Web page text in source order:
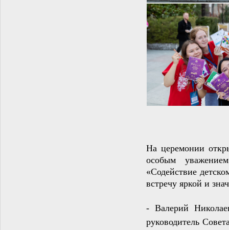
На церемонии
особым
«Содействие
встречу яркой и
- Валерий
руководитель